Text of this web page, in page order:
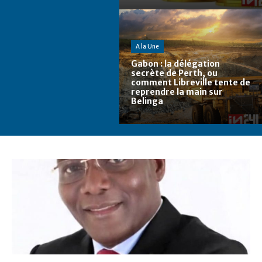
A la Une
Gabon : la délégation
secrète de Perth, ou
comment Libreville tente de
reprendre la main sur
Belinga